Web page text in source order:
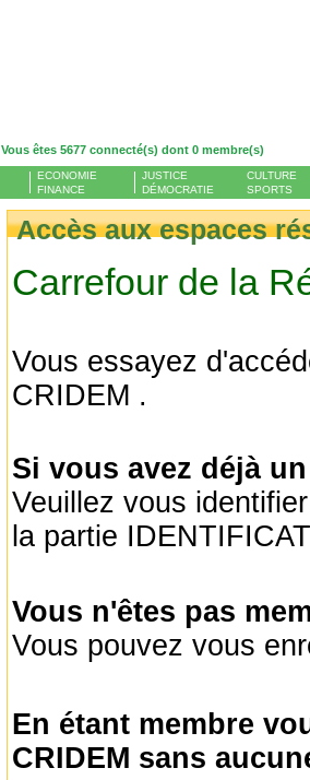
Vous êtes 5677 connecté(s) dont 0 membre(s)
ECONOMIE
FINANCE
JUSTICE
DÉMOCRATIE
CULTURE
SPORTS
Accès aux espaces
Carrefour de la
Vous essayez
CRIDEM .
Si vous avez déjà
Veuillez vous
la partie
Vous n'êtes pas
Vous pouvez vous
En étant membre
CRIDEM sans